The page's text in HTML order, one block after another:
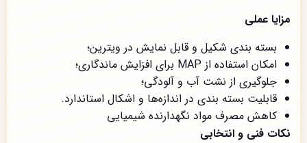
مزایا عملی
بسته بندی شکیل و قابل نمایش در ویترین؛
امکان استفاده از MAP برای افزایش ماندگاری؛
جلوگیری از نشت آب و آلودگی؛
قابلیت بسته بندی در اندازه‌ها و اشکال استاندارد.
کاهش مصرف مواد نگهدارنده شیمیایی
نکات فنی و انتخابی